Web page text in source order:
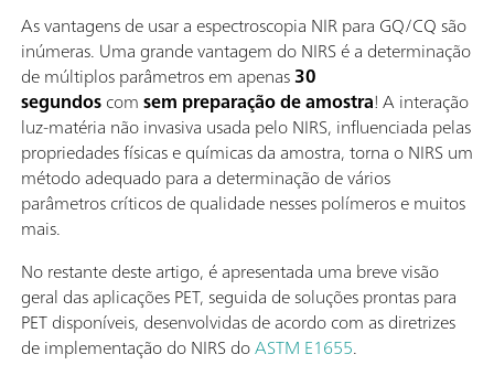
As vantagens de usar a espectroscopia NIR para GQ/CQ são
inúmeras. Uma grande vantagem do NIRS é a determinação
de múltiplos parâmetros em apenas30
segundoscomsem preparação de amostra! A interação
luz-matéria não invasiva usada pelo NIRS, influenciada pelas
propriedades físicas e químicas da amostra, torna o NIRS um
método adequado para a determinação de vários
parâmetros críticos de qualidade nesses polímeros e muitos
mais.
No restante deste artigo, é apresentada uma breve visão
geral das aplicações PET, seguida de soluções prontas para
PET disponíveis, desenvolvidas de acordo com as diretrizes
de implementação do NIRS doASTM E1655.